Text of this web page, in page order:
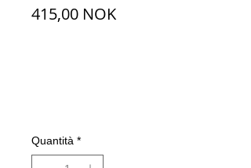
415,00 NOKPrezzo
Quantità *